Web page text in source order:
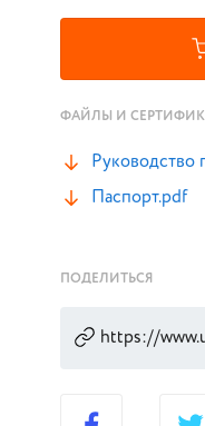
ФАЙЛЫ И
Руководство
Паспорт.pdf
ПОДЕЛИТЬСЯ